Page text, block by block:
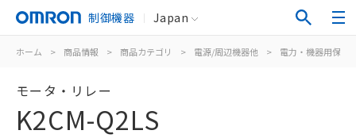
制御機器 Japan
ホーム > 商品情報 > 商品カテゴリ > 電源/周辺機器他 > 電力・機器用保護
モータ・リレー
K2CM-Q2LS